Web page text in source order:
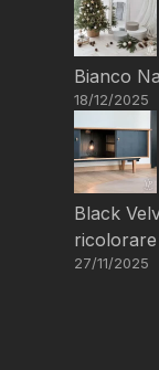
Bianco
18/12/2025
Black
27/11/2025